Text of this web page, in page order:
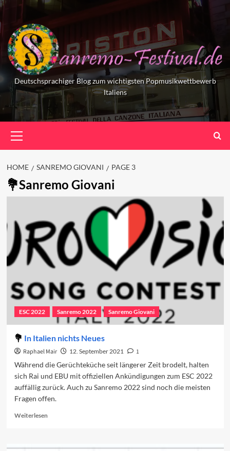
Skip
to
content
Deutschsprachiger Blog zum wichtigsten Popmusikwettbewerb
Italiens
Menu
HOME SANREMO GIOVANI PAGE 3
Sanremo Giovani
ESC 2022 Sanremo 2022 Sanremo Giovani
In Italien nichts Neues
Raphael Mair 12. September 2021
1
Während die Gerüchteküche seit längerer Zeit brodelt, halten
sich Rai und EBU mit offiziellen Ankündigungen zum ESC 2022
auffällig zurück. Auch zu Sanremo 2022 sind noch die meisten
Fragen offen.
WeiterlesenRead